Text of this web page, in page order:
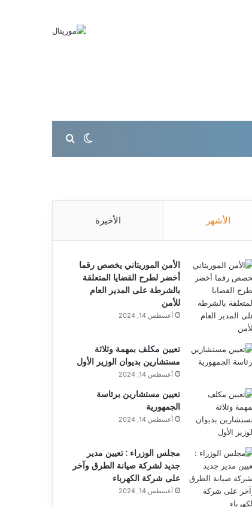
الوضع المظلم
بحث عن
الأشهر الأخيرة
الأمن الموريتاني يخصص رقما
أخضر لطرح القضايا المتعلقة
بالشرطة على المدير العام
للأمن
أغسطس 14, 2024
تعيين مكلف بمهمة وثلاثة
مستشارين بديوان الوزير الأول
أغسطس 14, 2024
تعيين مستشارين برئاسة
الجمهورية
أغسطس 14, 2024
مجلس الوزراء : تعيين مدير
جديد لشركة صيانة الطرق وآخر
على شركة الكهرباء
أغسطس 14, 2024